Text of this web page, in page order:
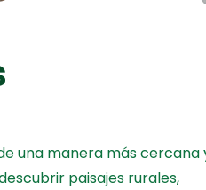
una manera más cercana
paisajes rurales,